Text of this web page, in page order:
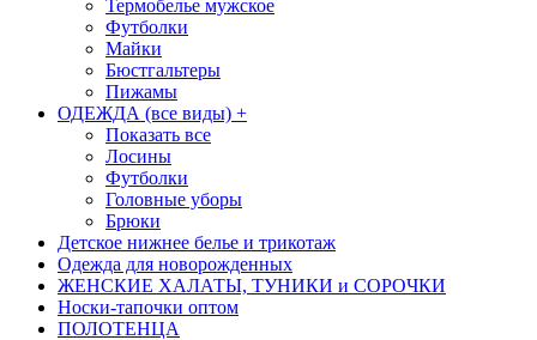
Термобелье мужское
Футболки
Майки
Бюстгальтеры
Пижамы
ОДЕЖДА (все виды) +
Показать все
Лосины
Футболки
Головные уборы
Брюки
Детское нижнее белье и трикотаж
Одежда для новорожденных
ЖЕНСКИЕ ХАЛАТЫ, ТУНИКИ и СОРОЧКИ
Носки-тапочки оптом
ПОЛОТЕНЦА